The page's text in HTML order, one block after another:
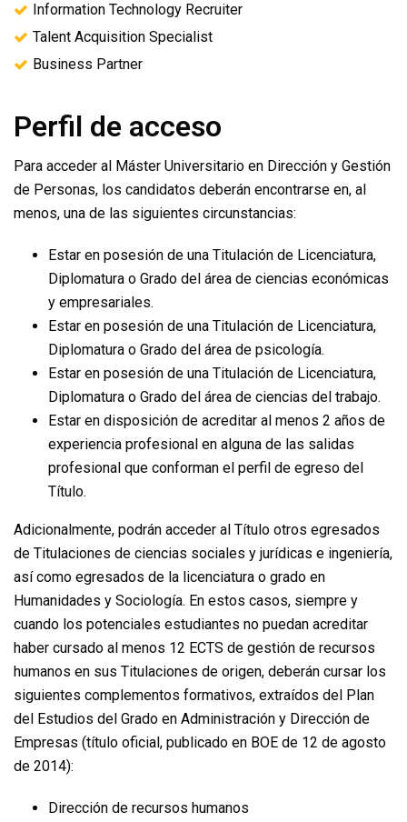
Information Technology Recruiter
Talent Acquisition Specialist
Business Partner
Perfil de acceso
Para acceder al Máster Universitario en Dirección y Gestión
de Personas, los candidatos deberán encontrarse en, al
menos, una de las siguientes circunstancias:
Estar en posesión de una Titulación de Licenciatura,
Diplomatura o Grado del área de ciencias económicas
y empresariales.
Estar en posesión de una Titulación de Licenciatura,
Diplomatura o Grado del área de psicología.
Estar en posesión de una Titulación de Licenciatura,
Diplomatura o Grado del área de ciencias del trabajo.
Estar en disposición de acreditar al menos 2 años de
experiencia profesional en alguna de las salidas
profesional que conforman el perfil de egreso del
Título.
Adicionalmente, podrán acceder al Título otros egresados
de Titulaciones de ciencias sociales y jurídicas e ingeniería,
así como egresados de la licenciatura o grado en
Humanidades y Sociología. En estos casos, siempre y
cuando los potenciales estudiantes no puedan acreditar
haber cursado al menos 12 ECTS de gestión de recursos
humanos en sus Titulaciones de origen, deberán cursar los
siguientes complementos formativos, extraídos del Plan
del Estudios del Grado en Administración y Dirección de
Empresas (título oficial, publicado en BOE de 12 de agosto
de 2014):
Dirección de recursos humanos